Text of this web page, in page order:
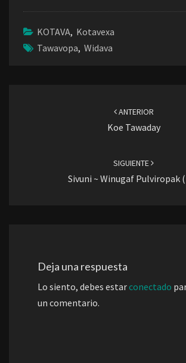
KOTAVA, Kotavexa
Tawavopa, Widava
ANTERIOR
Koe Tawaday
SIGUIENTE
Sivuni ~ Winugaf Pulviropak
Deja una respuesta
Lo siento, debes estarconectado
un comentario.